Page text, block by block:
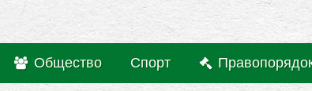
Общество Спорт